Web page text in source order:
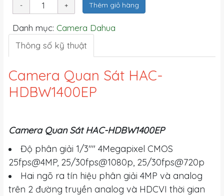
Thêm giỏ hàng
Danh mục: Camera Dahua
Thông số kỹ thuật
Camera Quan Sát HAC-
HDBW1400EP
Camera Quan Sát HAC-HDBW1400EP
Độ phân giải 1/3"" 4Megapixel CMOS
25fps@4MP, 25/30fps@1080p, 25/30fps@720p
Hai ngõ ra tín hiệu phân giải 4MP và analog
trên 2 đường truyền analog và HDCVI thời gian